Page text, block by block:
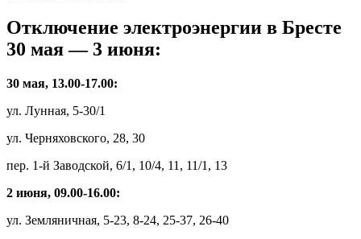
Отключение электроэнергии в Бресте
30 мая — 3 июня:
30 мая, 13.00-17.00:
ул. Лунная, 5-30/1
ул. Черняховского, 28, 30
пер. 1-й Заводской, 6/1, 10/4, 11, 11/1, 13
2 июня, 09.00-16.00:
ул. Земляничная, 5-23, 8-24, 25-37, 26-40